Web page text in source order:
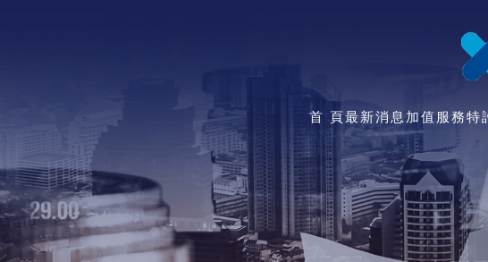
最新消息 加值服務 特許業務